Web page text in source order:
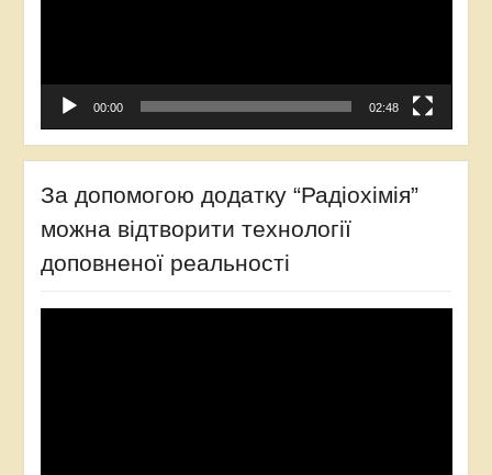
00:00 02:48
За допомогою додатку “Радіохімія”
можна відтворити технології
доповненої реальності